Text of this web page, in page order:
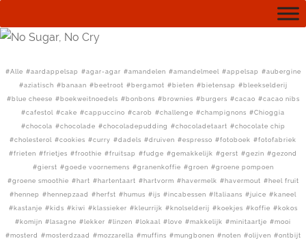
Alle aardappelsap agar-agar amandelen amandelmeel appelsap
aubergine
aziatisch
banaan beetroot bergamot bieten bietensap
bleekselderij
blue cheese
boekweitnoedels bonbons brownies burgers cacao
cacao nibs
cafestol
cake cappuccino carob challenge champignons
Chioggia
chocola
chocolade chocoladepudding chocoladetaart
chocolate chip
cholesterol
cookies curry dadels druiven espresso fotoboek
fotofabriek
frieten
frietjes froothie fruitsap fudge gemakkelijk gerst gezin
gezond
gierst
goede voornemens granenkoffie groen
groene pompoen
groene smoothie
hart hartentaart hartvorm havermelk havermout
heel fruit
hennep
hennepzaad herfst humus ijs incabessen Italiaans juice
kaneel
kastanje
kids kiwi klassieker kleurrijk knolselderij koekjes koffie
kokos
komijn
lasagne lekker linzen lokaal love makkelijk minitaartje
mooi
mosterd
mosterdzaad mozzarella muffins mungbonen noten olijven
ontbijt